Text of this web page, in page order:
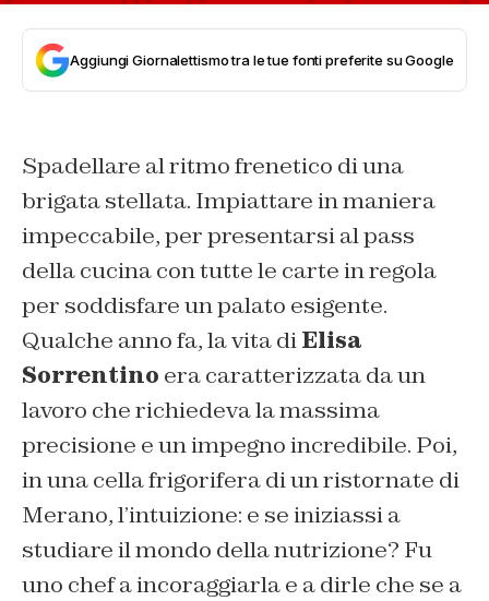
Aggiungi Giornalettismo tra le tue fonti preferite su Google
Spadellare al ritmo frenetico di una
brigata stellata. Impiattare in maniera
impeccabile, per presentarsi al pass
della cucina con tutte le carte in regola
per soddisfare un palato esigente.
Qualche anno fa, la vita diElisa
Sorrentino era caratterizzata da un
lavoro che richiedeva la massima
precisione e un impegno incredibile. Poi,
in una cella frigorifera di un ristornate di
Merano, l’intuizione: e se iniziassi a
studiare il mondo della nutrizione? Fu
uno chef a incoraggiarla e a dirle che se a